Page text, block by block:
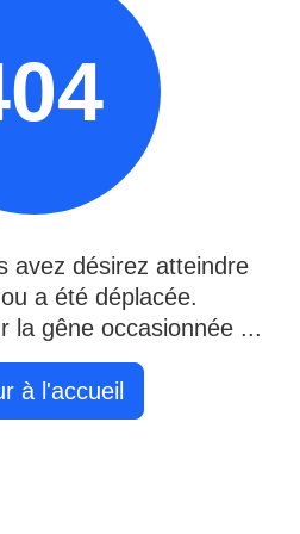
avez désirez atteindre
a été déplacée.
la gêne occasionnée ...
à l'accueil